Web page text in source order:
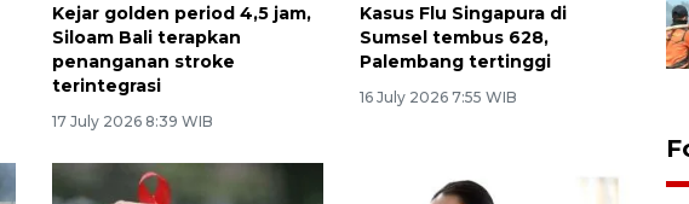
Kejar golden period 4,5 jam,
Siloam Bali terapkan
penanganan stroke
terintegrasi
17 July 2026 8:39 WIB
Kasus Flu Singapura di
Sumsel tembus 628,
Palembang tertinggi
16 July 2026 7:55 WIB